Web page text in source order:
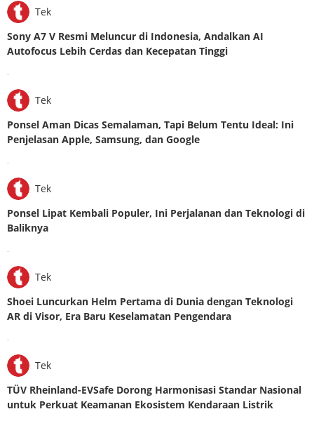
Tek
Sony A7 V Resmi Meluncur di Indonesia, Andalkan AI
Autofocus Lebih Cerdas dan Kecepatan Tinggi
Tek
Ponsel Aman Dicas Semalaman, Tapi Belum Tentu Ideal: Ini
Penjelasan Apple, Samsung, dan Google
Tek
Ponsel Lipat Kembali Populer, Ini Perjalanan dan Teknologi di
Baliknya
Tek
Shoei Luncurkan Helm Pertama di Dunia dengan Teknologi
AR di Visor, Era Baru Keselamatan Pengendara
Tek
TÜV Rheinland-EVSafe Dorong Harmonisasi Standar Nasional
untuk Perkuat Keamanan Ekosistem Kendaraan Listrik